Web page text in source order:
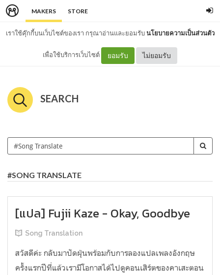
MAKERS STORE
เราใช้คุ๊กกี้บนเว็บไซต์ของเรา กรุณาอ่านและยอมรับนโยบายความเป็นส่วนตัว
เพื่อใช้บริการเว็บไซต์ ยอมรับ ไม่ยอมรับ
SEARCH
#SONG TRANSLATE
[แปล] Fujii Kaze - Okay, Goodbye
Song Translation
สวัสดีค่ะ กลับมาปัดฝุ่นพร้อมกับการลองแปลเพลงอังกฤษ
ครั้งแรกปีที่แล้วเรามีโอกาสได้ไปดูคอนเสิร์ตของคาเสะตอน